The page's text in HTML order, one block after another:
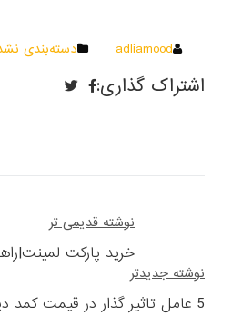
adliamood دسته‌بندی
اشتراک گذاری:
راهبری
نوشته
نوشته قدیمی تر
خرید پارکت
نوشته جدیدتر
5 عامل تاثیر گذار در قیمت کمد دیواری